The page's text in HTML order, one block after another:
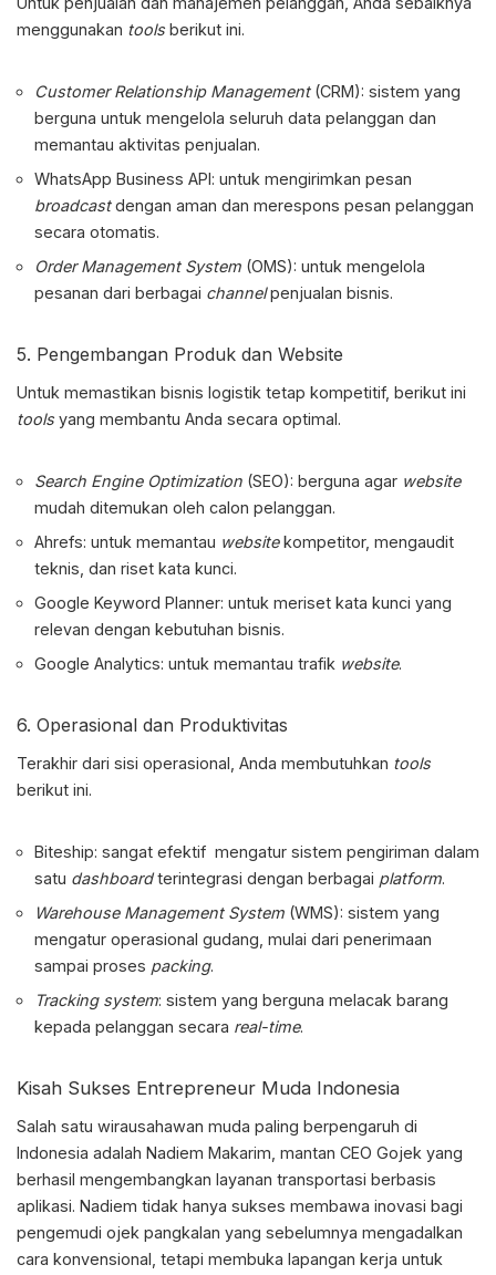
menggunakan toolsberikut ini.
Customer Relationship Management(CRM): sistem yang
berguna untuk mengelola seluruh data pelanggan dan
memantau aktivitas penjualan.
WhatsApp Business API: untuk mengirimkan pesan
broadcastdengan aman dan merespons pesan pelanggan
secara otomatis.
Order Management System (OMS): untuk mengelola
pesanan dari berbagai channelpenjualan bisnis.
5. Pengembangan Produk dan Website
Untuk memastikan bisnis logistik tetap kompetitif, berikut ini
toolsyang membantu Anda secara optimal.
Search Engine Optimization (SEO): berguna agar website
mudah ditemukan oleh calon pelanggan.
Ahrefs: untuk memantau websitekompetitor, mengaudit
teknis, dan riset kata kunci.
Google Keyword Planner: untuk meriset kata kunci yang
relevan dengan kebutuhan bisnis.
Google Analytics: untuk memantau trafik website.
6. Operasional dan Produktivitas
Terakhir dari sisi operasional, Anda membutuhkan tools
berikut ini.
Biteship: sangat efektif mengatur sistem pengiriman dalam
satu dashboardterintegrasi dengan berbagai platform.
Warehouse Management System (WMS): sistem yang
mengatur operasional gudang, mulai dari penerimaan
sampai proses packing.
Tracking system: sistem yang berguna melacak barang
kepada pelanggan secara real-time.
Kisah Sukses Entrepreneur Muda Indonesia
Salah satu wirausahawan muda paling berpengaruh di
Indonesia adalah Nadiem Makarim, mantan CEO Gojek yang
berhasil mengembangkan layanan transportasi berbasis
aplikasi. Nadiem tidak hanya sukses membawa inovasi bagi
pengemudi ojek pangkalan yang sebelumnya mengadalkan
cara konvensional, tetapi membuka lapangan kerja untuk